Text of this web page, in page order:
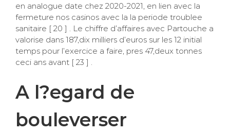
en analogue date chez 2020-2021, en lien avec la
fermeture nos casinos avec la la periode troublee
sanitaire [ 20 ] . Le chiffre d’affaires avec Partouche a
valorise dans 187,dix milliers d’euros sur les 12 initial
temps pour l’exercice a faire, pres 47,deux tonnes
ceci ans avant [ 23 ] .
A l?egard de
bouleverser